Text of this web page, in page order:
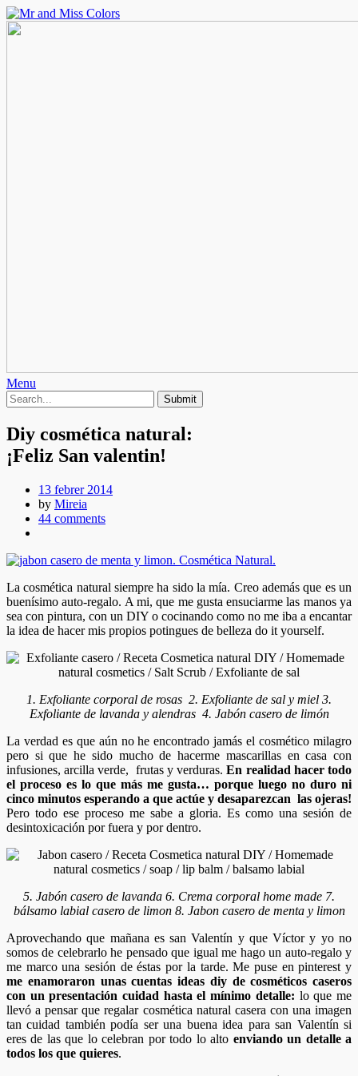
Menu
Diy cosmética natural:
¡Feliz San valentin!
13 febrer 2014
by Mireia
44 comments
La cosmética natural siempre ha sido la mía. Creo además que es un
buenísimo auto-regalo. A mi, que me gusta ensuciarme las manos ya
sea con pintura, con un DIY o cocinando como no me iba a encantar
la idea de hacer mis propios potingues de belleza do it yourself.
1. Exfoliante corporal de rosas 2. Exfoliante de sal y miel 3.
Exfoliante de lavanda y alendras 4. Jabón casero de limón
La verdad es que aún no he encontrado jamás el cosmético milagro
pero si que he sido mucho de hacerme mascarillas en casa con
infusiones, arcilla verde, frutas y verduras.En realidad hacer todo
el proceso es lo que más me gusta… porque luego no duro ni
cinco minutos esperando a que actúe y desaparezcan las ojeras!
Pero todo ese proceso me sabe a gloria. Es como una sesión de
desintoxicación por fuera y por dentro.
5. Jabón casero de lavanda 6. Crema corporal home made 7.
bálsamo labial casero de limon 8. Jabon casero de menta y limon
Aprovechando que mañana es san Valentín y que Víctor y yo no
somos de celebrarlo he pensado que igual me hago un auto-regalo y
me marco una sesión de éstas por la tarde. Me puse en pinterest y
me enamoraron unas cuentas ideas diy de cosméticos caseros
con un presentación cuidad hasta el mínimo detalle: lo que me
llevó a pensar que regalar cosmética natural casera con una imagen
tan cuidad también podía ser una buena idea para san Valentín si
eres de las que lo celebran por todo lo alto enviando un detalle a
todos los que quieres.